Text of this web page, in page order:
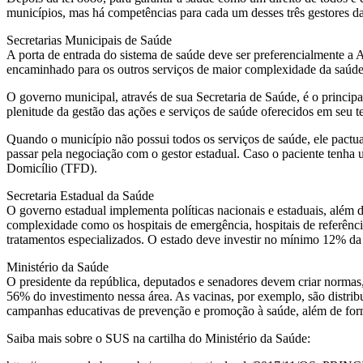
municípios, mas há competências para cada um desses três gestores
Secretarias Municipais de Saúde
A porta de entrada do sistema de saúde deve ser preferencialmente
encaminhado para os outros serviços de maior complexidade da
O governo municipal, através de sua Secretaria de Saúde, é o
plenitude da gestão das ações e serviços de saúde oferecidos em
Quando o município não possui todos os serviços de saúde, ele
passar pela negociação com o gestor estadual. Caso o paciente
Domicílio (TFD).
Secretaria Estadual da Saúde
O governo estadual implementa políticas nacionais e estaduais,
complexidade como os hospitais de emergência, hospitais de
tratamentos especializados. O estado deve investir no mínimo 12%
Ministério da Saúde
O presidente da república, deputados e senadores devem criar
56% do investimento nessa área. As vacinas, por exemplo, são
campanhas educativas de prevenção e promoção à saúde, além de
Saiba mais sobre o SUS na cartilha do Ministério da Saúde: